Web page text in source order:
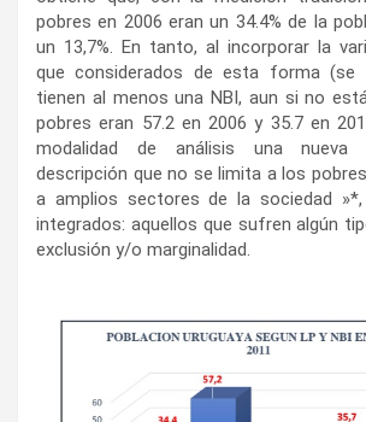
pobres en 2006 eran un 34.4% de la
un 13,7%. En tanto, al incorporar la
que considerados de esta forma (se
tienen al menos una NBI, aun si no
pobres eran 57.2 en 2006 y 35.7 en
modalidad de análisis una nueva
descripción que no se limita a los
a amplios sectores de la sociedad
integrados: aquellos que sufren algún
exclusión y/o marginalidad.